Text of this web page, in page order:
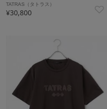
TATRAS（タトラス）
¥30,800